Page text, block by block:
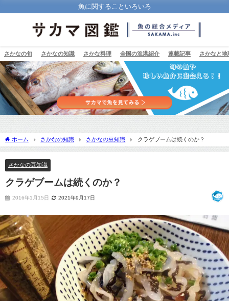
魚に関することいろいろ
さかなの旬 さかなの知識 さかな料理 全国の漁港紹介 連載記事 さかなと地
ホーム さかなの知識 さかなの豆知識 クラゲブームは続くのか？
さかなの豆知識
クラゲブームは続くのか？
2016年1月15日 2021年9月17日